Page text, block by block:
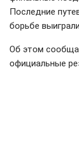
Последние
борьбе
Об этом
официальные